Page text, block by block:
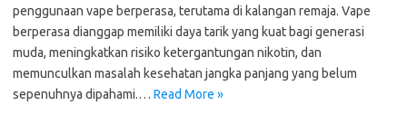
penggunaan vape berperasa, terutama di kalangan remaja. Vape
berperasa dianggap memiliki daya tarik yang kuat bagi generasi
muda, meningkatkan risiko ketergantungan nikotin, dan
memunculkan masalah kesehatan jangka panjang yang belum
sepenuhnya dipahami.… Read More »